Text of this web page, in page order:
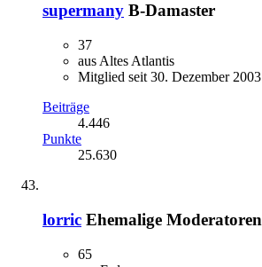
supermany B-Damaster
37
aus Altes Atlantis
Mitglied seit 30. Dezember 2003
Beiträge
4.446
Punkte
25.630
lorric Ehemalige Moderatoren
65